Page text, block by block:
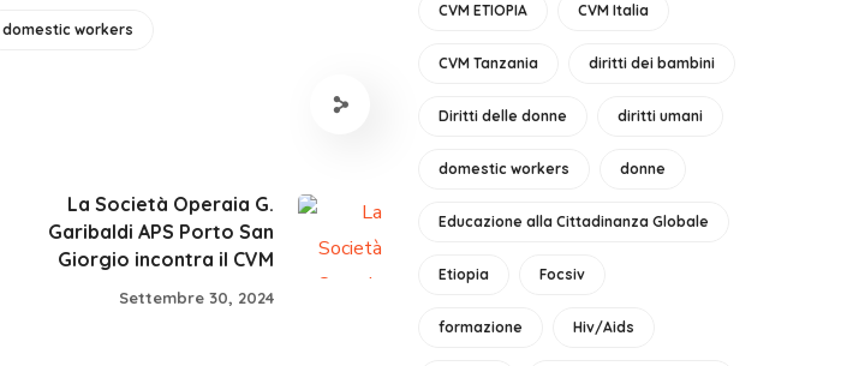
domestic workers
La Società Operaia G.
Garibaldi APS Porto San
Giorgio incontra il CVM
Settembre 30, 2024
CVM ETIOPIA CVM Italia
CVM Tanzania diritti dei bambini
Diritti delle donne diritti umani
domestic workers donne
Educazione alla Cittadinanza Globale
Etiopia Focsiv
formazione Hiv/Aids